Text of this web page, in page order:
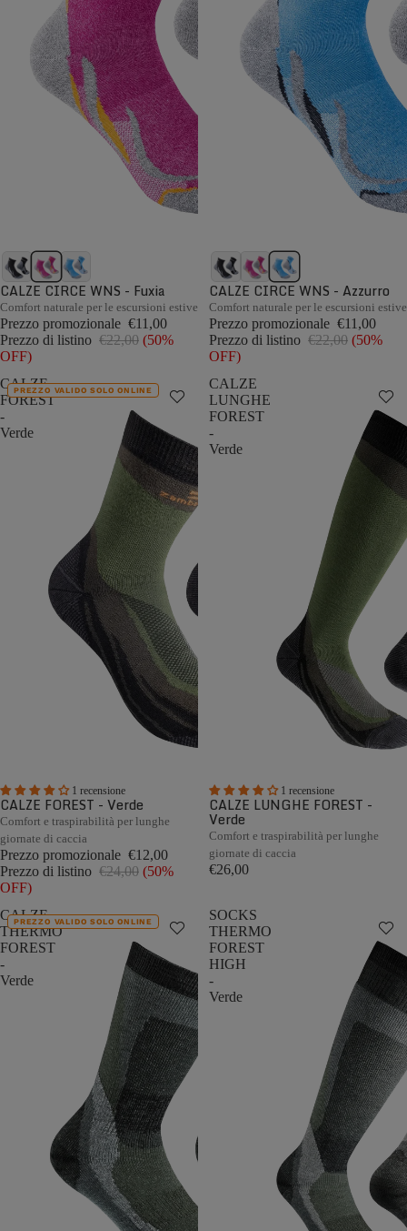
CALZE CIRCE WNS - Fuxia
Comfort naturale per le escursioni estive
Prezzo promozionale €11,00
Prezzo di listino €22,00 (50%
OFF)
CALZE CIRCE WNS - Azzurro
Comfort naturale per le escursioni estive
Prezzo promozionale €11,00
Prezzo di listino €22,00 (50%
OFF)
CALZE
FOREST
-
Verde
1 recensione
PREZZO VALIDO SOLO ONLINE
CALZE FOREST - Verde
Comfort e traspirabilità per lunghe
giornate di caccia
Prezzo promozionale €12,00
Prezzo di listino €24,00 (50%
OFF)
CALZE
LUNGHE
FOREST
-
Verde
1 recensione
CALZE LUNGHE FOREST -
Verde
Comfort e traspirabilità per lunghe
giornate di caccia
€26,00
CALZE
THERMO
FOREST
-
Verde
PREZZO VALIDO SOLO ONLINE
SOCKS
THERMO
FOREST
HIGH
-
Verde